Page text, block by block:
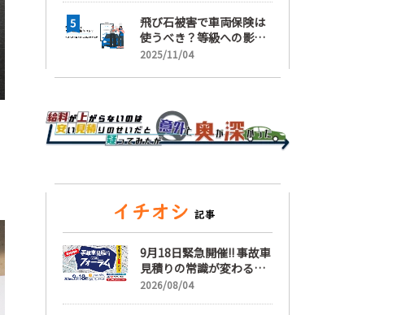
飛び石被害で車両保険は
使うべき？等級への影響
と賢い判断基準を解説
2025/11/04
9月18日緊急開催!! 事故車
見積りの常識が変わる
「事故車見積りフォーラ
2026/08/04